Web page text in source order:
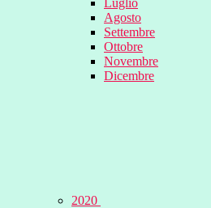
Luglio
Agosto
Settembre
Ottobre
Novembre
Dicembre
2020